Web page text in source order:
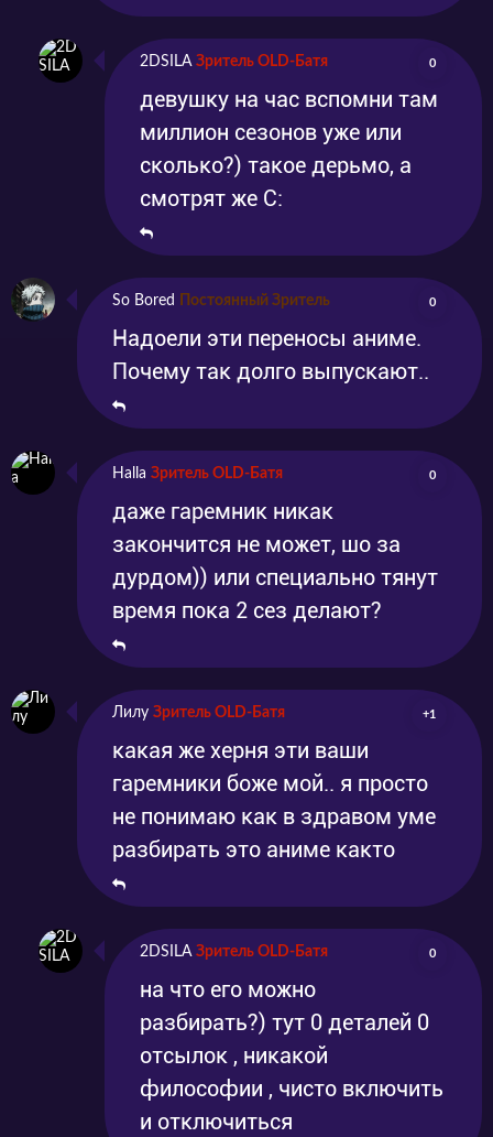
2DSILA Зритель OLD-Батя 0
девушку на час вспомни там
миллион сезонов уже или
сколько?) такое дерьмо, а
смотрят же С:
So Bored Постоянный Зритель 0
Надоели эти переносы аниме.
Почему так долго выпускают..
Halla Зритель OLD-Батя 0
даже гаремник никак
закончится не может, шо за
дурдом)) или специально тянут
время пока 2 сез делают?
Лилу Зритель OLD-Батя +1
какая же херня эти ваши
гаремники боже мой.. я просто
не понимаю как в здравом уме
разбирать это аниме както
2DSILA Зритель OLD-Батя 0
на что его можно
разбирать?) тут 0 деталей 0
отсылок , никакой
философии , чисто включить
и отключиться